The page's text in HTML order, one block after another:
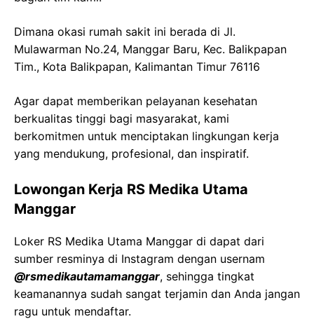
Dimana okasi rumah sakit ini berada di Jl.
Mulawarman No.24, Manggar Baru, Kec. Balikpapan
Tim., Kota Balikpapan, Kalimantan Timur 76116
Agar dapat memberikan pelayanan kesehatan
berkualitas tinggi bagi masyarakat, kami
berkomitmen untuk menciptakan lingkungan kerja
yang mendukung, profesional, dan inspiratif.
Lowongan Kerja RS Medika Utama
Manggar
Loker RS Medika Utama Manggar di dapat dari
sumber resminya di Instagram dengan usernam
@rsmedikautamamanggar, sehingga tingkat
keamanannya sudah sangat terjamin dan Anda jangan
ragu untuk mendaftar.